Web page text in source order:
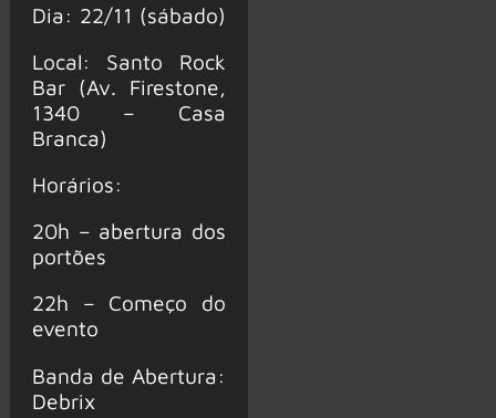
Dia: 22/11 (sábado)
Local: Santo Rock
Bar (Av. Firestone,
1340 – Casa
Branca)
Horários:
20h – abertura dos
portões
22h – Começo do
evento
Banda de Abertura:
Debrix